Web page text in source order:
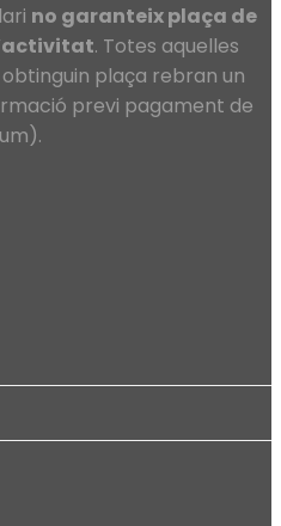
no garanteix plaça de
. Totes aquelles
obtinguin plaça rebran un
previ pagament de